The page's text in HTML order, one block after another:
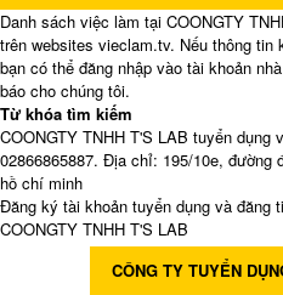
Danh sách việc làm tại COONGTY
trên websites vieclam.tv. Nếu thông
bạn có thể đăng nhập vào tài khoản
báo cho chúng tôi.
Từ khóa tìm kiếm
COONGTY TNHH T'S LAB tuyển
02866865887. Địa chỉ: 195/10e, đường
hồ chí minh
Đăng ký tài khoản tuyển dụng và đăng
COONGTY TNHH T'S LAB
CÔNG TY TUYỂN